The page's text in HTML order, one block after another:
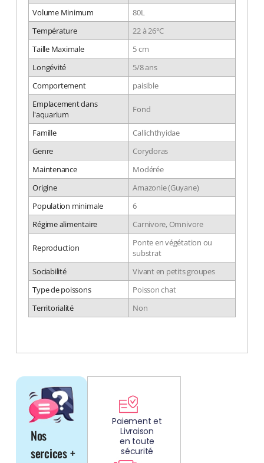
Volume Minimum
80L
Température
22 à 26°C
Taille Maximale
5 cm
Longévité
5/8 ans
Comportement
paisible
Emplacement dans
l'aquarium
Fond
Famille
Callichthyidae
Genre
Corydoras
Maintenance
Modérée
Origine
Amazonie (Guyane)
Population minimale
6
Régime alimentaire
Carnivore, Omnivore
Reproduction
Ponte en végétation ou
substrat
Sociabilité
Vivant en petits groupes
Type de poissons
Poisson chat
Territorialité
Non
Nos
sercices +
Paiement et
Livraison
en toute
sécurité